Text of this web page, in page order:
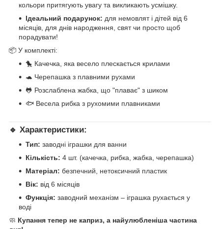
кольори притягують увагу та викликають усмішку.
Ідеальний подарунок: для немовлят і дітей від 6
місяців, для днів народження, свят чи просто щоб
порадувати!
📦 У комплекті:
🐤 Качечка, яка весело плескається крилами
🐢 Черепашка з плавними рухами
🐸 Розслаблена жабка, що "плаває" з шиком
🐟 Весела рибка з рухомими плавниками
🔹 Характеристики:
Тип: заводні іграшки для ванни
Кількість: 4 шт. (качечка, рибка, жабка, черепашка)
Матеріал: безпечний, нетоксичний пластик
Вік: від 6 місяців
Функція: заводний механізм – іграшка рухається у
воді
🧼 Купання тепер не каприз, а найулюбленіша частина